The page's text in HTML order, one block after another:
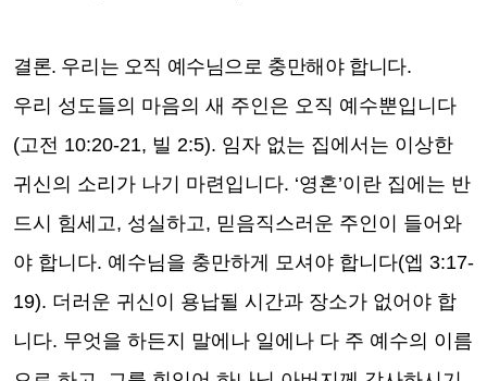
결론. 우리는 오직 예수님으로 충만해야 합니다.
우리 성도들의 마음의 새 주인은 오직 예수뿐입니다
(고전 10:20-21, 빌 2:5). 임자 없는 집에서는 이상한
귀신의 소리가 나기 마련입니다. ‘영혼’이란 집에는 반
드시 힘세고, 성실하고, 믿음직스러운 주인이 들어와
야 합니다. 예수님을 충만하게 모셔야 합니다(엡 3:17-
19). 더러운 귀신이 용납될 시간과 장소가 없어야 합
니다. 무엇을 하든지 말에나 일에나 다 주 예수의 이름